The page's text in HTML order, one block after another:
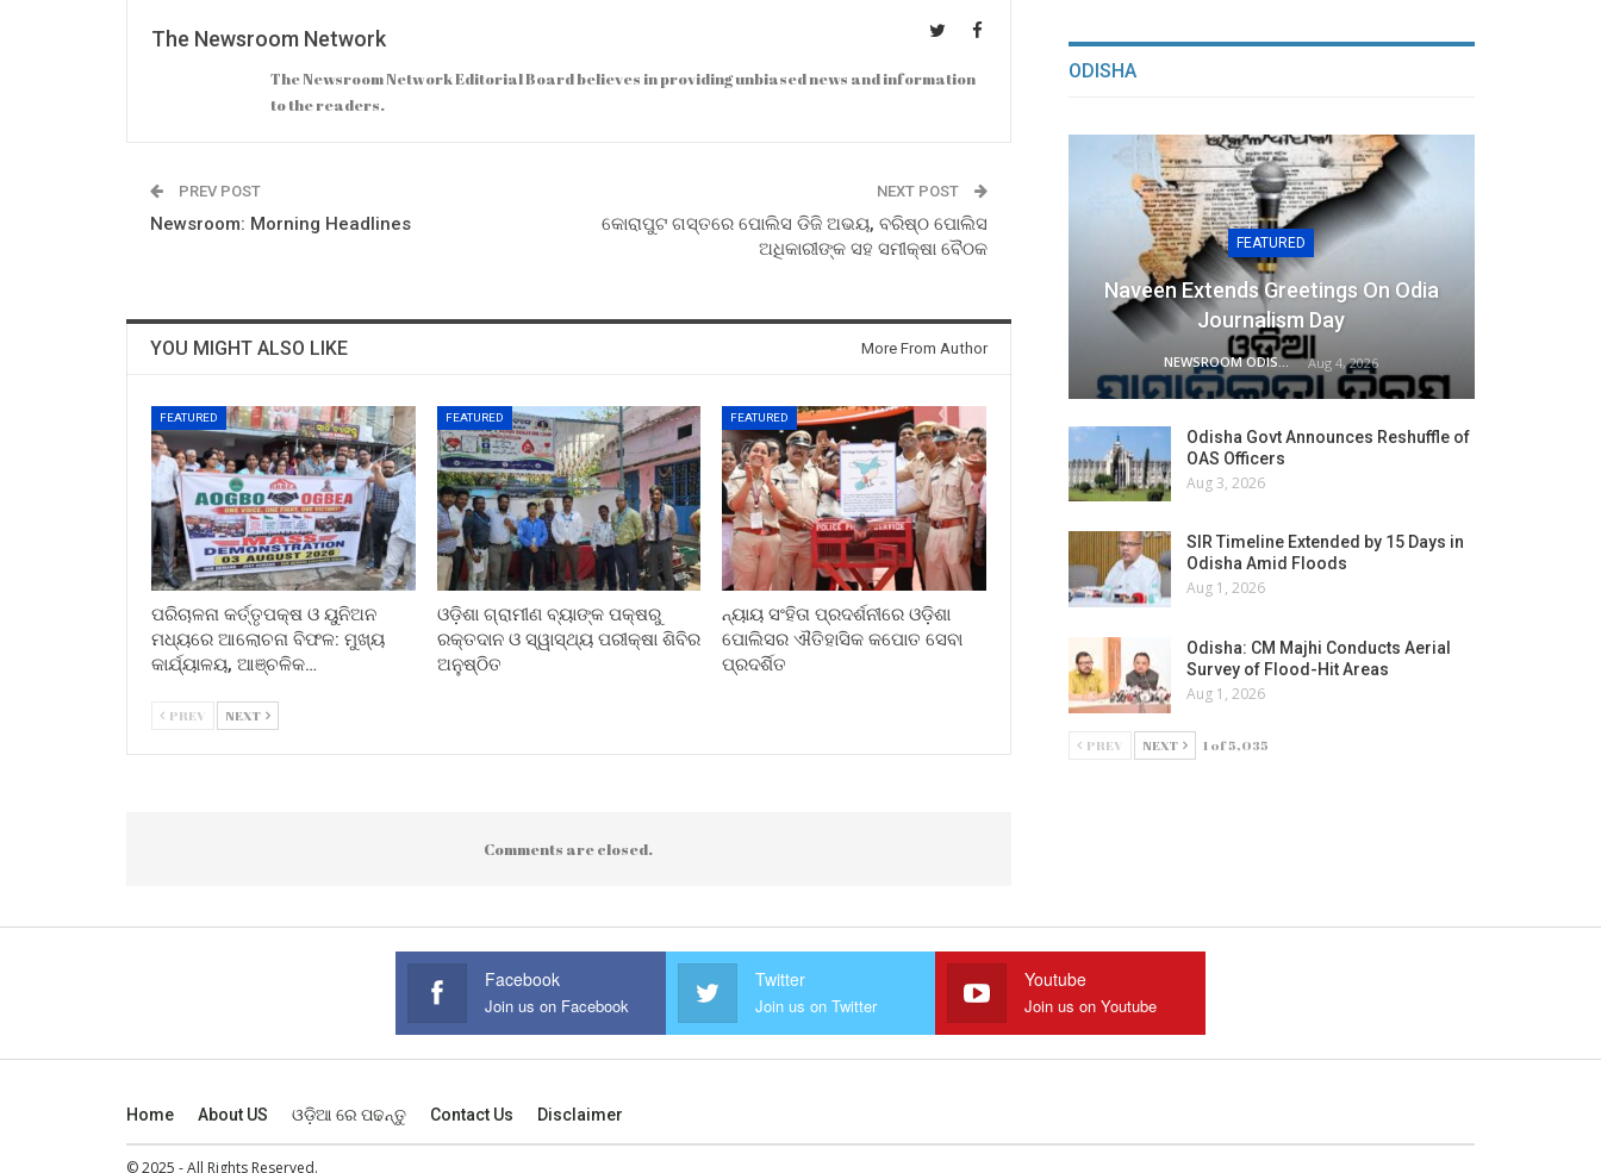
The Newsroom Network
The Newsroom Network Editorial Board believes in providing unbiased news and information
to the readers.
PREV POST
Newsroom: Morning Headlines
NEXT POST
କୋରାପୁଟ ଗସ୍ତରେ ପୋଲିସ ଡିଜି ଅଭୟ, ବରିଷ୍ଠ ପୋଲିସ
ଅଧିକାରୀଙ୍କ ସହ ସମୀକ୍ଷା ବୈଠକ
YOU MIGHT ALSO LIKE More From Author
FEATURED
ପରିଚାଳନା କର୍ତ୍ତୃପକ୍ଷ ଓ ୟୁନିଅନ
ମଧ୍ୟରେ ଆଲୋଚନା ବିଫଳ: ମୁଖ୍ୟ
କାର୍ଯ୍ୟାଳୟ, ଆଞ୍ଚଳିକ…
FEATURED
ଓଡ଼ିଶା ଗ୍ରାମୀଣ ବ୍ୟାଙ୍କ ପକ୍ଷରୁ
ରକ୍ତଦାନ ଓ ସ୍ୱାସ୍ଥ୍ୟ ପରୀକ୍ଷା ଶିବିର
ଅନୁଷ୍ଠିତ
FEATURED
ନ୍ୟାୟ ସଂହିତା ପ୍ରଦର୍ଶନୀରେ ଓଡ଼ିଶା
ପୋଲିସର ଐତିହାସିକ କପୋତ ସେବା
ପ୍ରଦର୍ଶିତ
PREV NEXT
Comments are closed.
ODISHA
FEATURED
Naveen Extends Greetings On Odia
Journalism Day
NEWSROOM ODISHA NETWORK Aug 4, 2026
Odisha Govt Announces Reshuffle of
OAS Officers
Aug 3, 2026
SIR Timeline Extended by 15 Days in
Odisha Amid Floods
Aug 1, 2026
Odisha: CM Majhi Conducts Aerial
Survey of Flood-Hit Areas
Aug 1, 2026
PREV NEXT 1 of 5,035
Facebook
Join us on Facebook
Twitter
Join us on Twitter
Youtube
Join us on Youtube
Home About US ଓଡ଼ିଆ ରେ ପଢନ୍ତୁ Contact Us Disclaimer
© 2025 - All Rights Reserved.